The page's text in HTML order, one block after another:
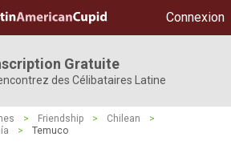
Connexion
Gratuite
des Célibataires Latine
> Friendship > Chilean
>
> Temuco